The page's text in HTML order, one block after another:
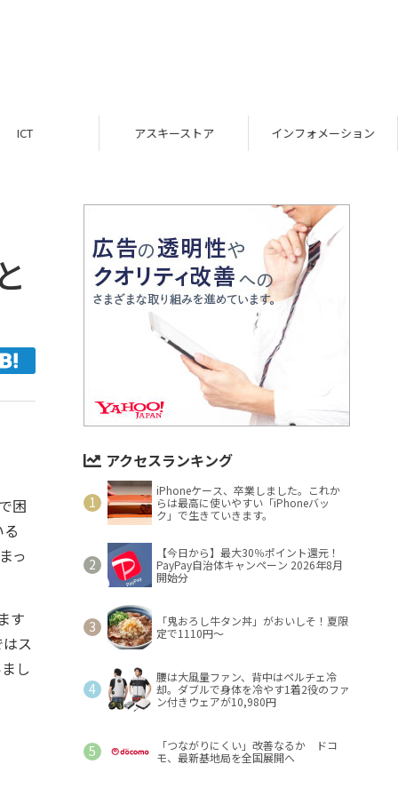
ICT アスキーストア インフォメーション
困
っ
す
ス
し
アクセスランキング
iPhoneケース、卒業しました。これか
らは最高に使いやすい「iPhoneバッ
ク」で生きていきます。
【今日から】最大30％ポイント還元！
PayPay自治体キャンペーン 2026年8月
開始分
「鬼おろし牛タン丼」がおいしそ！夏限
定で1110円～
腰は大風量ファン、背中はペルチェ冷
却。ダブルで身体を冷やす1着2役のファ
ン付きウェアが10,980円
「つながりにくい」改善なるか ドコ
モ、最新基地局を全国展開へ